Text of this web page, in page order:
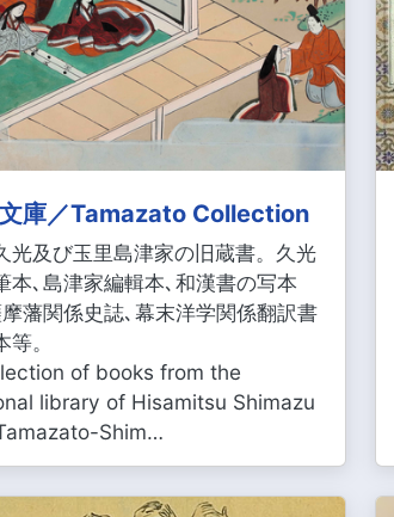
庫／Tamazato Collection
光及び玉里島津家の旧蔵書。久光
本､島津家編輯本､和漢書の写本
藩関係史誌､幕末洋学関係翻訳書
。
of books from the
library of Hisamitsu Shimazu
Shim…